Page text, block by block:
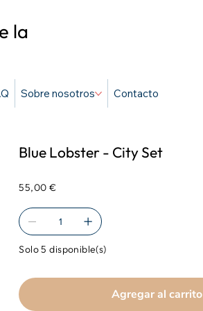
Sobre nosotros Contacto
la
Blue Lobster - City Set
55,00 €
Solo 5 disponible(s)
Agregar al carrito